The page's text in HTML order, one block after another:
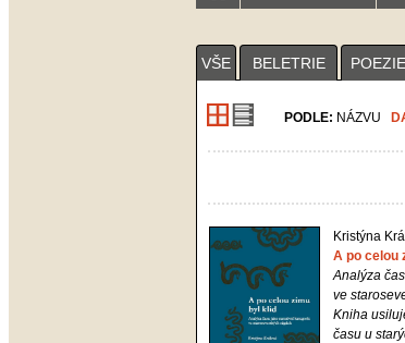
VŠE BELETRIE POEZIE
PODLE: NÁZVU
Kristýna
A po celou
Analýza
ve
Kniha
času u